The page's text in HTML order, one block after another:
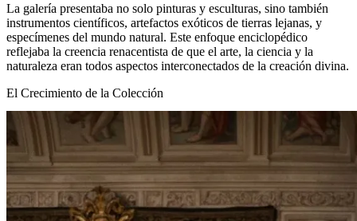
La galería presentaba no solo pinturas y esculturas, sino también
instrumentos científicos, artefactos exóticos de tierras lejanas, y
especímenes del mundo natural. Este enfoque enciclopédico
reflejaba la creencia renacentista de que el arte, la ciencia y la
naturaleza eran todos aspectos interconectados de la creación divina.
El Crecimiento de la Colección